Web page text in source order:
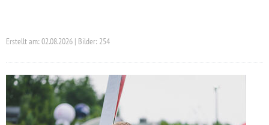
Erstellt am: 02.08.2026 | Bilder: 254